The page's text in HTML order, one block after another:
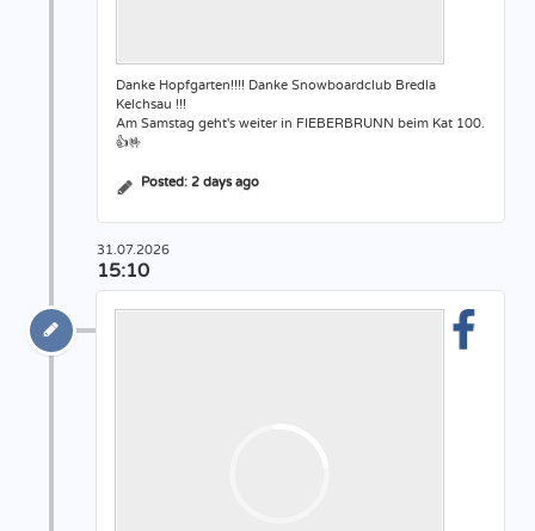
Danke Hopfgarten!!!! Danke Snowboardclub Bredla
Kelchsau !!!
Am Samstag geht's weiter in FIEBERBRUNN beim Kat 100.
👍🤟
Posted: 2 days ago
31.07.2026
15:10